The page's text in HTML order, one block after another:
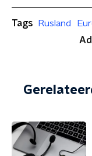
Tags Rusland